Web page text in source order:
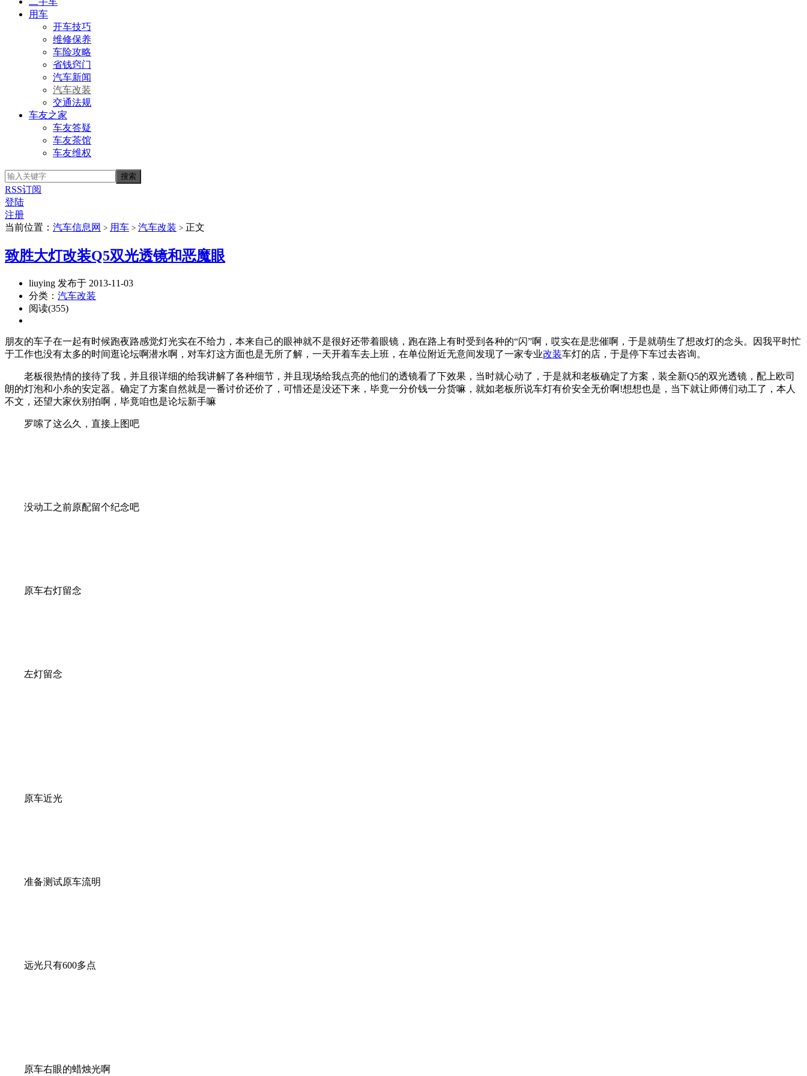
用车
开车技巧
维修保养
车险攻略
省钱窍门
汽车新闻
汽车改装
交通法规
车友之家
车友答疑
车友茶馆
车友维权
RSS订阅
登陆
注册
当前位置： 汽车信息网 > 用车 > 汽车改装 > 正文
致胜大灯改装Q5双光透镜和恶魔眼
liuying 发布于 2013-11-03
分类： 汽车改装
阅读(355)
朋友的车子在一起有时候跑夜路感觉灯光实在不给力，本来自己的眼神就不是很好还带着眼镜，跑在路上有时受到各种的“闪”啊，哎实在是悲催啊，于是就萌生了想改灯的念头。因我平时忙
于工作也没有太多的时间逛论坛啊潜水啊，对车灯这方面也是无所了解，一天开着车去上班，在单位附近无意间发现了一家专业改装车灯的店，于是停下车过去咨询。
老板很热情的接待了我，并且很详细的给我讲解了各种细节，并且现场给我点亮的他们的透镜看了下效果，当时就心动了，于是就和老板确定了方案，装全新Q5的双光透镜，配上欧司
朗的灯泡和小糸的安定器。确定了方案自然就是一番讨价还价了，可惜还是没还下来，毕竟一分价钱一分货嘛，就如老板所说车灯有价安全无价啊!想想也是，当下就让师傅们动工了，本人
不文，还望大家伙别拍啊，毕竟咱也是论坛新手嘛
罗嗦了这么久，直接上图吧
没动工之前原配留个纪念吧
原车右灯留念
左灯留念
原车近光
准备测试原车流明
远光只有600多点
原车右眼的蜡烛光啊